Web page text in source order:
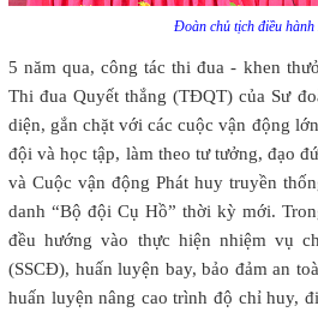
Đoàn chủ tịch điều
5 năm qua, công tác thi đua - khen
Thi đua Quyết thắng (TĐQT) của Sư
diện, gắn chặt với các cuộc vận động
đội và học tập, làm theo tư tưởng, đạo
và Cuộc vận động Phát huy truyền
danh “Bộ đội Cụ Hồ” thời kỳ mới.
đều hướng vào thực hiện nhiệm vụ
(SSCĐ), huấn luyện bay, bảo đảm an
huấn luyện nâng cao trình độ chỉ huy,